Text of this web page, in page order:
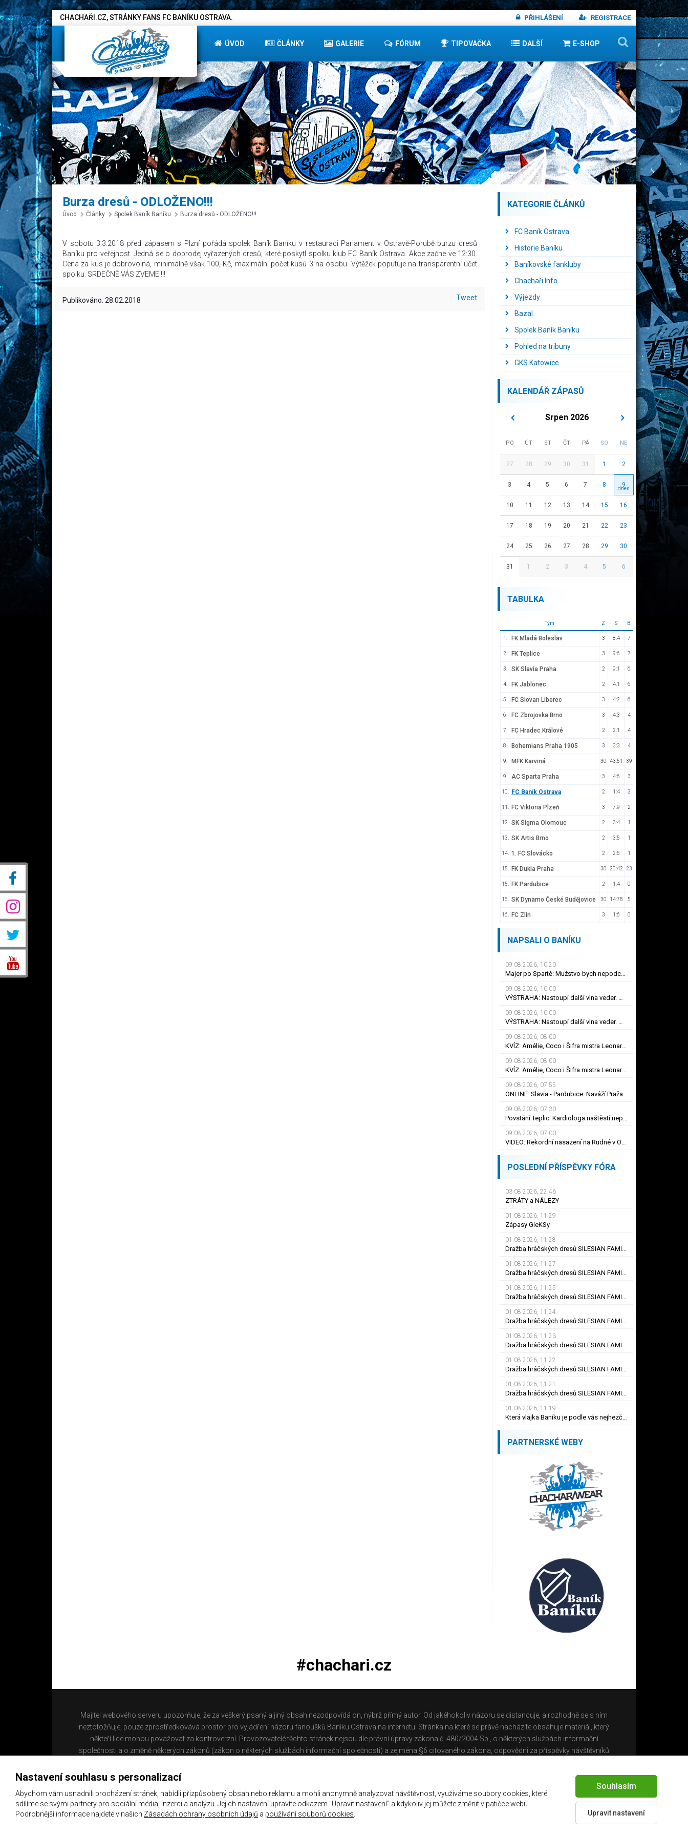
CHACHAŘI.CZ, STRÁNKY FANS FC BANÍKU OSTRAVA. PŘIHLÁŠENÍ REGISTRACE
ÚVOD ČLÁNKY GALERIE FÓRUM TIPOVAČKA DALŠÍ E-SHOP
Burza dresů - ODLOŽENO!!!
Úvod Články Spolek Baník Baníku Burza dresů - ODLOŽENO!!!
V sobotu 3.3.2018 před zápasem s Plzní pořádá spolek Baník Baníku v restauraci Parlament v Ostravě-Porubě burzu dresů
Baníku pro veřejnost. Jedná se o doprodej vyřazených dresů, které poskytl spolku klub FC Baník Ostrava. Akce začne ve 12:30.
Cena za kus je dobrovolná, minimálně však 100,-Kč, maximální počet kusů 3 na osobu. Výtěžek poputuje na transparentní účet
spolku. SRDEČNĚ VÁS ZVEME !!!
Publikováno: 28.02.2018 Tweet
KATEGORIE ČLÁNKŮ
FC Baník Ostrava
Historie Baníku
Baníkovské fankluby
Chachaři Info
Výjezdy
Bazal
Spolek Baník Baníku
Pohled na tribuny
GKS Katowice
KALENDÁŘ ZÁPASŮ
Srpen 2026
PO ÚT ST ČT PÁ SO NE
27 28 29 30 31 1 2
3 4 5 6 7 8 9
10 11 12 13 14 15 16
17 18 19 20 21 22 23
24 25 26 27 28 29 30
31 1 2 3 4 5 6
TABULKA
Tým Z S B
1. FK Mladá Boleslav 3 8:4 7
2. FK Teplice 3 9:6 7
3. SK Slavia Praha 2 9:1 6
4. FK Jablonec 2 4:1 6
5. FC Slovan Liberec 3 4:2 6
6. FC Zbrojovka Brno 3 4:3 4
7. FC Hradec Králové 2 2:1 4
8. Bohemians Praha 1905 3 3:3 4
9. MFK Karviná 30 43:51 39
9. AC Sparta Praha 3 4:6 3
10. FC Baník Ostrava 2 1:4 3
11. FC Viktoria Plzeň 3 7:9 2
12. SK Sigma Olomouc 2 3:4 1
13. SK Artis Brno 2 3:5 1
14. 1. FC Slovácko 2 2:6 1
15. FK Dukla Praha 30 20:42 23
15. FK Pardubice 2 1:4 0
16. SK Dynamo České Budějovice 30 14:78 5
16. FC Zlín 3 1:6 0
NAPSALI O BANÍKU
09.08.2026, 10.20
Majer po Spartě: Mužstvo bych nepodceňoval! Byl přísný na hrdinu zápasu
09.08.2026, 10.00
VÝSTRAHA: Nastoupí další vlna veder. Meteorologové mají ale i dobrou zprávu
09.08.2026, 10.00
VÝSTRAHA: Nastoupí další vlna veder. Meteorologové mají ale i dobrou zprávu
09.08.2026, 08.00
KVÍZ: Amélie, Coco i Šifra mistra Leonarda. Co víte o Audrey Tautouové?
09.08.2026, 08.00
KVÍZ: Amélie, Coco i Šifra mistra Leonarda. Co víte o Audrey Tautouové?
09.08.2026, 07.55
ONLINE: Slavia - Pardubice. Naváží Pražané na dosavadní jízdu, nebo překvapí Východočeši?
09.08.2026, 07.30
Povstání Teplic: Kardiologa naštěstí nepotřebuji, smál se Frťala. Promluvil o zájmu Plzně
09.08.2026, 07.00
VIDEO: Rekordní nasazení na Rudné v Ostravě. Ve vedrech pracuje až 120 silničářů
POSLEDNÍ PŘÍSPĚVKY FÓRA
03.08.2026, 22.46
ZTRÁTY a NÁLEZY
01.08.2026, 11.29
Zápasy GieKSy
01.08.2026, 11.28
Dražba hráčských dresů SILESIAN FAMILY - #25 Robert SADOWSKI
01.08.2026, 11.27
Dražba hráčských dresů SILESIAN FAMILY - #22
01.08.2026, 11.25
Dražba hráčských dresů SILESIAN FAMILY - #6
01.08.2026, 11.24
Dražba hráčských dresů SILESIAN FAMILY - #21 Jiří KLÍMA
01.08.2026, 11.23
Dražba hráčských dresů SILESIAN FAMILY - #19 Dyjan Carlos de AZEVEDO
01.08.2026, 11.22
Dražba hráčských dresů SILESIAN FAMILY - #5 Adam JÁNOŠ
01.08.2026, 11.21
Dražba hráčských dresů SILESIAN FAMILY - #1 Viktor BUDÍNSKÝ
01.08.2026, 11.19
Která vlajka Baníku je podle vás nejhezčí ?
PARTNERSKÉ WEBY
#chachari.cz
Majitel webového serveru upozorňuje, že za veškerý psaný a jiný obsah nezodpovídá on, nýbrž přímý autor. Od jakéhokoliv názoru se distancuje, a rozhodně se s ním
neztotožňuje, pouze zprostředkovává prostor pro vyjádření názoru fanoušků Baníku Ostrava na internetu. Stránka na které se právě nacházíte obsahuje materiál, který
někteří lidé mohou považovat za kontroverzní. Provozovatelé těchto stránek nejsou dle právní úpravy zákona č. 480/2004 Sb., o některých službách informační
společnosti a o změně některých zákonů (zákon o některých službách informační společnosti) a zejména §6 citovaného zákona, odpovědni za příspěvky návštěvníků
Created by
Nastavení souhlasu s personalizací
Abychom vám usnadnili procházení stránek, nabídli přizpůsobený obsah nebo reklamu a mohli anonymně analyzovat návštěvnost, využíváme soubory cookies, které
sdílíme se svými partnery pro sociální média, inzerci a analýzu. Jejich nastavení upravíte odkazem "Upravit nastavení" a kdykoliv jej můžete změnit v patičce webu.
Podrobnější informace najdete v našich Zásadách ochrany osobních údajů a používání souborů cookies
Souhlasím
Upravit nastavení